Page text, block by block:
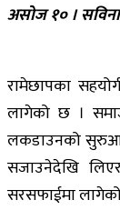
असोज १० ।
रामेछापका
लागेको छ ।
लकडाउनको
सजाउनेदेखि
सरसफाईमा लागेको